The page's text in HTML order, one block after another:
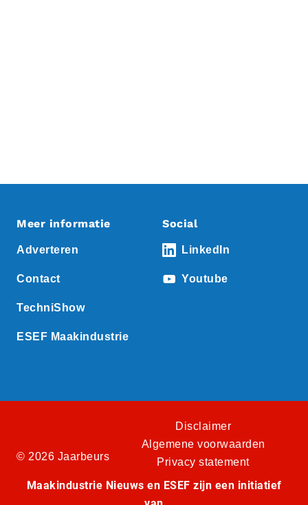
Meer informatie
Adverteren
Contact
TechniShow
ESEF Maakindustrie
Social
LinkedIn
Youtube
© 2026 Jaarbeurs
Disclaimer
Algemene voorwaarden
Privacy statement
Maakindustrie Nieuws en ESEF zijn een initiatief